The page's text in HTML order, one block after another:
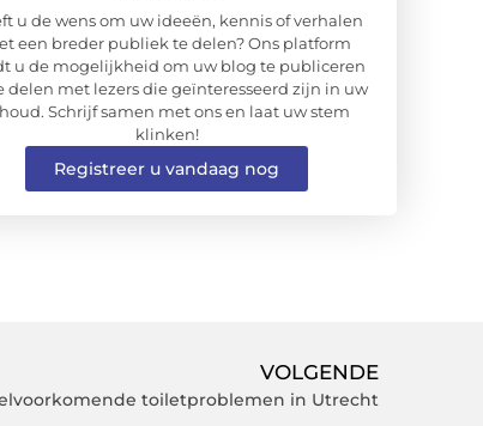
u de wens om uw ideeën, kennis of verhalen
een breder publiek te delen? Ons platform
u de mogelijkheid om uw blog te publiceren
delen met lezers die geïnteresseerd zijn in uw
Schrijf samen met ons en laat uw stem
klinken!
Registreer u vandaag nog
VOLGENDE
toiletproblemen in Utrecht